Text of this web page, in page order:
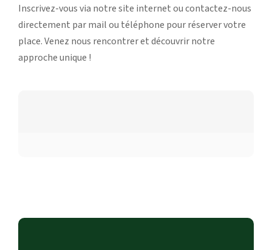
Inscrivez-vous via notre site internet ou contactez-nous
directement par mail ou téléphone pour réserver votre
place. Venez nous rencontrer et découvrir notre
approche unique !